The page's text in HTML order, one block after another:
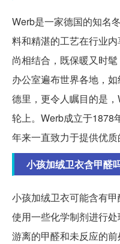
Werb是一家德国的知名
料和精湛的工艺在行业
尚相结合，既保暖又时
办公室遍布世界各地，
德里，更令人瞩目的是
轮上。Werb成立于1878
年来一直致力于提供优质
小孩加绒卫衣含甲醛
小孩加绒卫衣可能含有
使用一些化学制剂进行
游离的甲醛和未反应的